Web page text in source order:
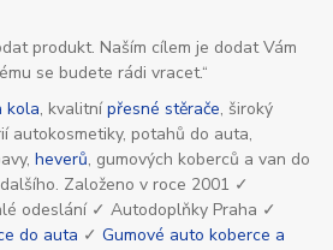
produkt. Naším cílem je dodat Vám
se budete rádi vracet.“
kola, kvalitnípřesné stěrače, široký
autokosmetiky, potahů do auta,
heverů, gumových koberců a van do
Založeno v roce 2001 ✓
odeslání ✓ Autodoplňky Praha ✓
do auta ✓Gumové auto koberce a